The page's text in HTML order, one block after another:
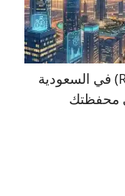
أفضل صناديق الاستثمار العقاري (REITs) في السعودية
تنظر إلى محفظتك